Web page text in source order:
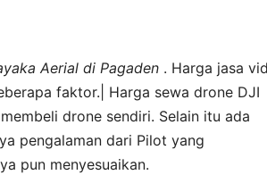
Aerial di Pagaden . Harga jasa
faktor.| Harga sewa drone DJI
drone sendiri. Selain itu ada
pengalaman dari Pilot yang
pun menyesuaikan.